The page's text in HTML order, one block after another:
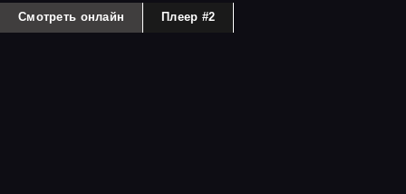
Смотреть онлайн Плеер #2